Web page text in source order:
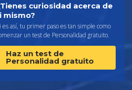
curiosidad acerca de
mismo?
es así, tu primer paso es tan simple como
un test de Personalidad gratuito.
Haz un test de
Personalidad gratuito